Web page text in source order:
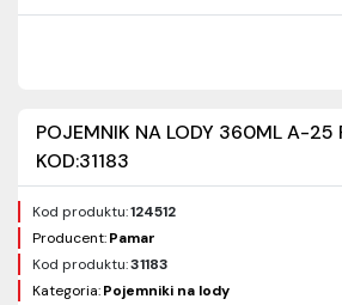
POJEMNIK NA LODY 360ML A-25
KOD:31183
Kod produktu:124512
Producent:Pamar
Kod produktu:31183
Kategoria:Pojemniki na lody